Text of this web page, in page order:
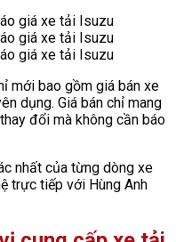
mới bao gồm giá bán xe
dụng. Giá bán chỉ mang
đổi mà không cần báo
nhất của từng dòng xe
trực tiếp với Hùng Anh